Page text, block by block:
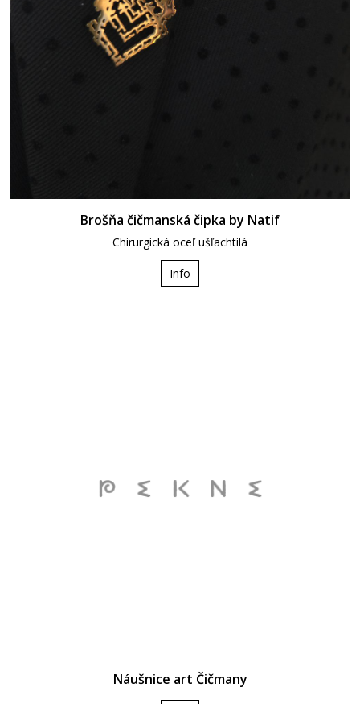
Brošňa čičmanská čipka by Natif
Chirurgická oceľ ušľachtilá
Info
Náušnice art Čičmany